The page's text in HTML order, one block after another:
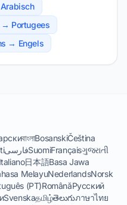
→ Portugees
→ Engels
বাংলাBosanskiČeština
فارسیSuomiFrançaisગુજરાતી
Italiano日本語Basa Jawa
MelayuNederlandsNorsk
(PT)RomânăРусский
Svenskaதமிழ்తెలుగుภาษาไทย